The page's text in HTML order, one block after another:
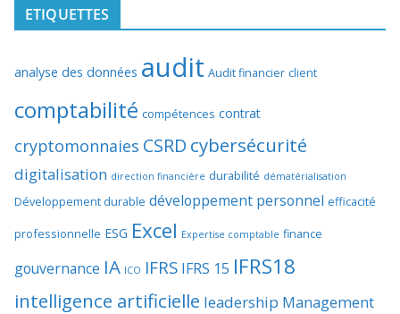
ETIQUETTES
analyse des données audit Audit financier client
comptabilité compétences contrat
cryptomonnaies CSRD cybersécurité
digitalisation direction financière durabilité dématérialisation
Développement durable développement personnel efficacité
professionnelle ESG Excel Expertise comptable finance
gouvernance IA ICO IFRS IFRS 15 IFRS18
intelligence artificielle leadership Management